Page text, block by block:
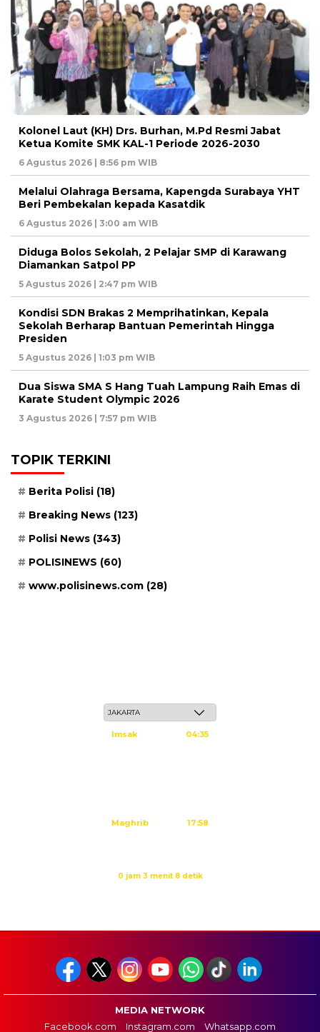
Kolonel Laut (KH) Drs. Burhan, M.Pd Resmi Jabat
Ketua Komite SMK KAL-1 Periode 2026-2030
6 Agustus 2026 | 8:56 pm WIB
Melalui Olahraga Bersama, Kapengda Surabaya YHT
Beri Pembekalan kepada Kasatdik
6 Agustus 2026 | 3:00 am WIB
Diduga Bolos Sekolah, 2 Pelajar SMP di Karawang
Diamankan Satpol PP
5 Agustus 2026 | 2:47 pm WIB
Kondisi SDN Brakas 2 Memprihatinkan, Kepala
Sekolah Berharap Bantuan Pemerintah Hingga
Presiden
5 Agustus 2026 | 1:03 pm WIB
Dua Siswa SMA S Hang Tuah Lampung Raih Emas di
Karate Student Olympic 2026
3 Agustus 2026 | 7:57 pm WIB
TOPIK TERKINI
Berita Polisi (18)
Breaking News (123)
Polisi News (343)
POLISINEWS (60)
www.polisinews.com (28)
Imsak 04:35
Maghrib 17:58
0 jam 3 menit 7 detik
MEDIA NETWORK
Facebook.com
Instagram.com Whatsapp.com